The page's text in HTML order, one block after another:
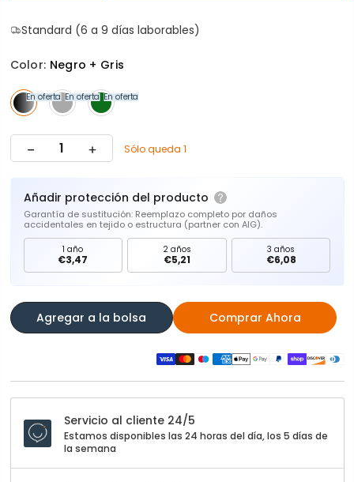
Standard (6 a 9 días laborables)
Color: Negro + Gris
En oferta En oferta En oferta
Sólo queda 1
Añadir protección del producto
Garantía de sustitución: Reemplazo completo por daños
accidentales en tejido o estructura (partner con AIG).
1 año
€3,47
2 años
€5,21
3 años
€6,08
Agregar a la bolsa Comprar Ahora
Servicio al cliente 24/5
Estamos disponibles las 24 horas del día, los 5 días de
la semana